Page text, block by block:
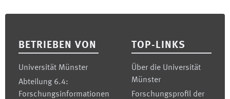
BETRIEBEN VON
Universität Münster
Abteilung 6.4:
Forschungsinformationen
TOP-LINKS
Über die Universität
Münster
Forschungsprofil der